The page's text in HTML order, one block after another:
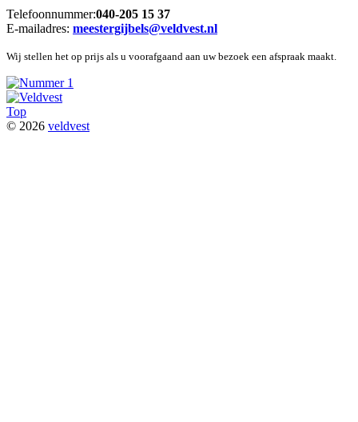
Telefoonnummer:040-205 15 37
E-mailadres: meestergijbels@veldvest.nl
Wij stellen het op prijs als u voorafgaand aan uw bezoek een afspraak maakt.
Top
© 2026 veldvest